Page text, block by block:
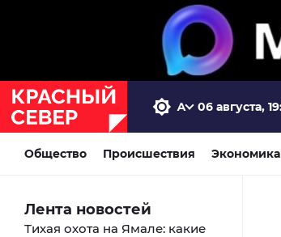
06 августа,
Общество Происшествия Экономика
Лента новостей
Тихая охота на Ямале: какие